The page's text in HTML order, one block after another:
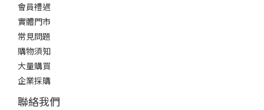
之一，適合病後之補養脂肪含量低，好消化不負擔：術後的消化機
能相對脆弱，鱸魚屬於白肉魚，脂肪含量低，比起油脂較多的紅
肉，鱸魚湯的湯頭清爽不油膩，能減少消化負擔液體補充，維持代
謝：喝湯同時也是在補充水分，維持身體正常的機能術後鱸魚湯怎
麼煮？鱸魚湯DIY食譜如下：準備1-2 塊鱸魚、清水、少許蔥段和極
少量的鹽巴。鱸魚塊要先洗淨，用滾水川燙後撈起，這樣可以去除
腥味和雜質。將燙好的魚塊放入鍋中，加入清水和蔥段，大火煮滾
會員禮遇
實體門市
常見問題
購物須知
大量購買
企業採購
聯絡我們